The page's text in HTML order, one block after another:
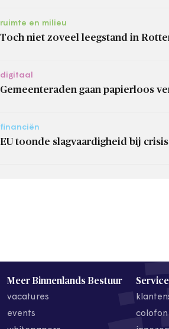
ruimte en milieu
Toch niet zoveel leegstand in
digitaal
Gemeenteraden gaan papierloos
financiën
EU toonde slagvaardigheid bij crisis
Meer Binnenlands Bestuur
vacatures
events
colofon